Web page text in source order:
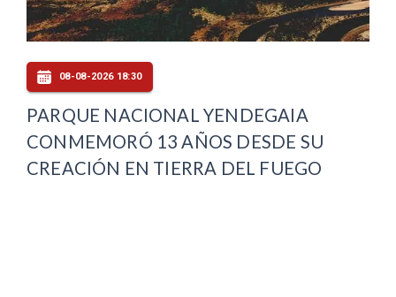
08-08-2026 18:30
PARQUE NACIONAL YENDEGAIA
CONMEMORÓ 13 AÑOS DESDE SU
CREACIÓN EN TIERRA DEL FUEGO